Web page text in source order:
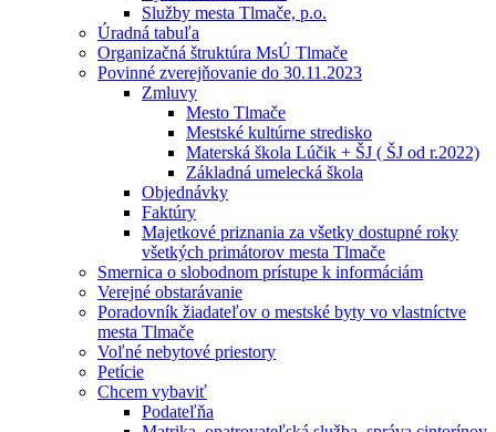
Služby mesta Tlmače, p.o.
Úradná tabuľa
Organizačná štruktúra MsÚ Tlmače
Povinné zverejňovanie do 30.11.2023
Zmluvy
Mesto Tlmače
Mestské kultúrne stredisko
Materská škola Lúčik + ŠJ ( ŠJ od r.2022)
Základná umelecká škola
Objednávky
Faktúry
Majetkové priznania za všetky dostupné roky
všetkých primátorov mesta Tlmače
Smernica o slobodnom prístupe k informáciám
Verejné obstarávanie
Poradovník žiadateľov o mestské byty vo vlastníctve
mesta Tlmače
Voľné nebytové priestory
Petície
Chcem vybaviť
Podateľňa